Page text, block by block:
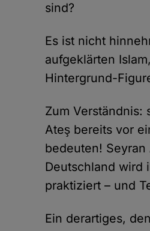
sind?
Es ist nicht
aufgeklärten
Hintergrund-
Zum Verständnis:
Ateş bereits vor
bedeuten!
Deutschland wird
praktiziert – und
Ein derartiges,